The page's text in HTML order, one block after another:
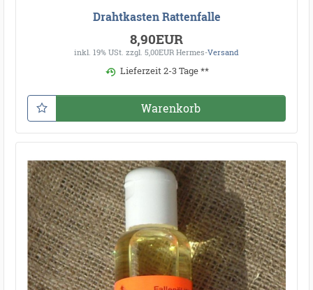
Drahtkasten Rattenfalle
8,90EUR
inkl. 19% USt. zzgl. 5,00EUR Hermes-Versand
Lieferzeit 2-3 Tage **
Warenkorb